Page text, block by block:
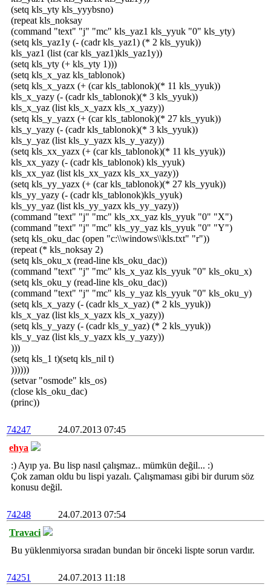
(setq kls_yty kls_yyybsno)
(repeat kls_noksay
(command "text" "j" "mc" kls_yaz1 kls_yyuk "0" kls_yty)
(setq kls_yaz1y (- (cadr kls_yaz1) (* 2 kls_yyuk))
kls_yaz1 (list (car kls_yaz1)kls_yaz1y))
(setq kls_yty (+ kls_yty 1)))
(setq kls_x_yaz kls_tablonok)
(setq kls_x_yazx (+ (car kls_tablonok)(* 11 kls_yyuk))
kls_x_yazy (- (cadr kls_tablonok)(* 3 kls_yyuk))
kls_x_yaz (list kls_x_yazx kls_x_yazy))
(setq kls_y_yazx (+ (car kls_tablonok)(* 27 kls_yyuk))
kls_y_yazy (- (cadr kls_tablonok)(* 3 kls_yyuk))
kls_y_yaz (list kls_y_yazx kls_y_yazy))
(setq kls_xx_yazx (+ (car kls_tablonok)(* 11 kls_yyuk))
kls_xx_yazy (- (cadr kls_tablonok) kls_yyuk)
kls_xx_yaz (list kls_xx_yazx kls_xx_yazy))
(setq kls_yy_yazx (+ (car kls_tablonok)(* 27 kls_yyuk))
kls_yy_yazy (- (cadr kls_tablonok)kls_yyuk)
kls_yy_yaz (list kls_yy_yazx kls_yy_yazy))
(command "text" "j" "mc" kls_xx_yaz kls_yyuk "0" "X")
(command "text" "j" "mc" kls_yy_yaz kls_yyuk "0" "Y")
(setq kls_oku_dac (open "c:\\windows\\kls.txt" "r"))
(repeat (* kls_noksay 2)
(setq kls_oku_x (read-line kls_oku_dac))
(command "text" "j" "mc" kls_x_yaz kls_yyuk "0" kls_oku_x)
(setq kls_oku_y (read-line kls_oku_dac))
(command "text" "j" "mc" kls_y_yaz kls_yyuk "0" kls_oku_y)
(setq kls_x_yazy (- (cadr kls_x_yaz) (* 2 kls_yyuk))
kls_x_yaz (list kls_x_yazx kls_x_yazy))
(setq kls_y_yazy (- (cadr kls_y_yaz) (* 2 kls_yyuk))
kls_y_yaz (list kls_y_yazx kls_y_yazy))
)))
(setq kls_1 t)(setq kls_nil t)
))))))
(setvar "osmode" kls_os)
(close kls_oku_dac)
(princ))
74247
24.07.2013 07:45
ehya
:) Ayıp ya. Bu lisp nasıl çalışmaz.. mümkün değil... :)
Çok zaman oldu bu lispi yazalı. Çalışmaması gibi bir durum söz
konusu değil.
74248
24.07.2013 07:54
Travaci
Bu yüklenmiyorsa sıradan bundan bir önceki lispte sorun vardır.
74251
24.07.2013 11:18